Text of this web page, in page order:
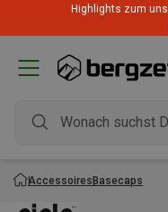
Highlights zum
AccessoiresBasecaps